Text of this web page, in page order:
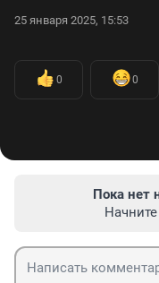
25 января 2025, 15:53
0 0
Пока нет